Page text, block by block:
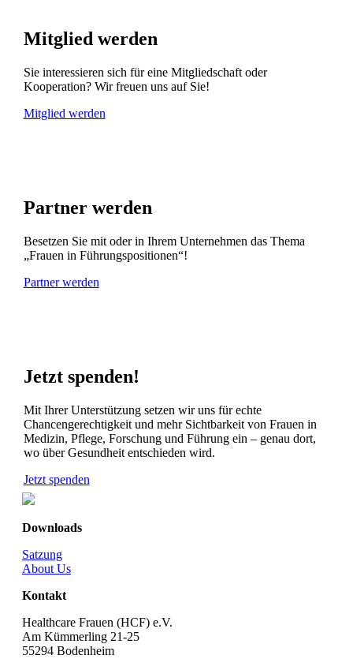
Mitglied werden
Sie interessieren sich für eine Mitgliedschaft oder
Kooperation? Wir freuen uns auf Sie!
Mitglied werden
Partner werden
Besetzen Sie mit oder in Ihrem Unternehmen das Thema
„Frauen in Führungspositionen“!
Partner werden
Jetzt spenden!
Mit Ihrer Unterstützung setzen wir uns für echte
Chancengerechtigkeit und mehr Sichtbarkeit von Frauen in
Medizin, Pflege, Forschung und Führung ein – genau dort,
wo über Gesundheit entschieden wird.
Jetzt spenden
Downloads
Satzung
About Us
Kontakt
Healthcare Frauen (HCF) e.V.
Am Kümmerling 21-25
55294 Bodenheim